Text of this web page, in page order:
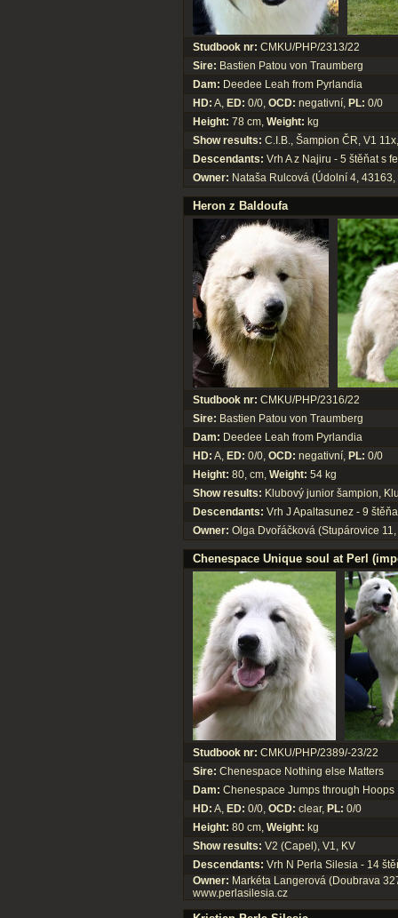
Studbook nr: CMKU/PHP/2313/22
Sire: Bastien Patou von Traumberg
Dam: Deedee Leah from Pyrlandia
HD: A, ED: 0/0, OCD: negativní, PL: 0/0
Height: 78 cm, Weight: kg
Show results: C.I.B., Šampion ČR, V1
Descendants: Vrh A z Najiru - 5 štěňat s
Owner: Nataša Rulcová (Údolní 4,
Heron z Baldoufa
Studbook nr: CMKU/PHP/2316/22
Sire: Bastien Patou von Traumberg
Dam: Deedee Leah from Pyrlandia
HD: A, ED: 0/0, OCD: negativní, PL: 0/0
Height: 80, cm, Weight: 54 kg
Show results: Klubový junior šampion,
Descendants: Vrh J Apaltasunez - 9
Owner: Olga Dvořáčková (Stupárovice
Chenespace Unique soul at Perl
Studbook nr: CMKU/PHP/2389/-23/22
Sire: Chenespace Nothing else Matters
Dam: Chenespace Jumps through Hoops
HD: A, ED: 0/0, OCD: clear, PL: 0/0
Height: 80 cm, Weight: kg
Show results: V2 (Capel), V1, KV
Descendants: Vrh N Perla Silesia - 14
Owner: Markéta Langerová (Doubrava
www.perlasilesia.cz